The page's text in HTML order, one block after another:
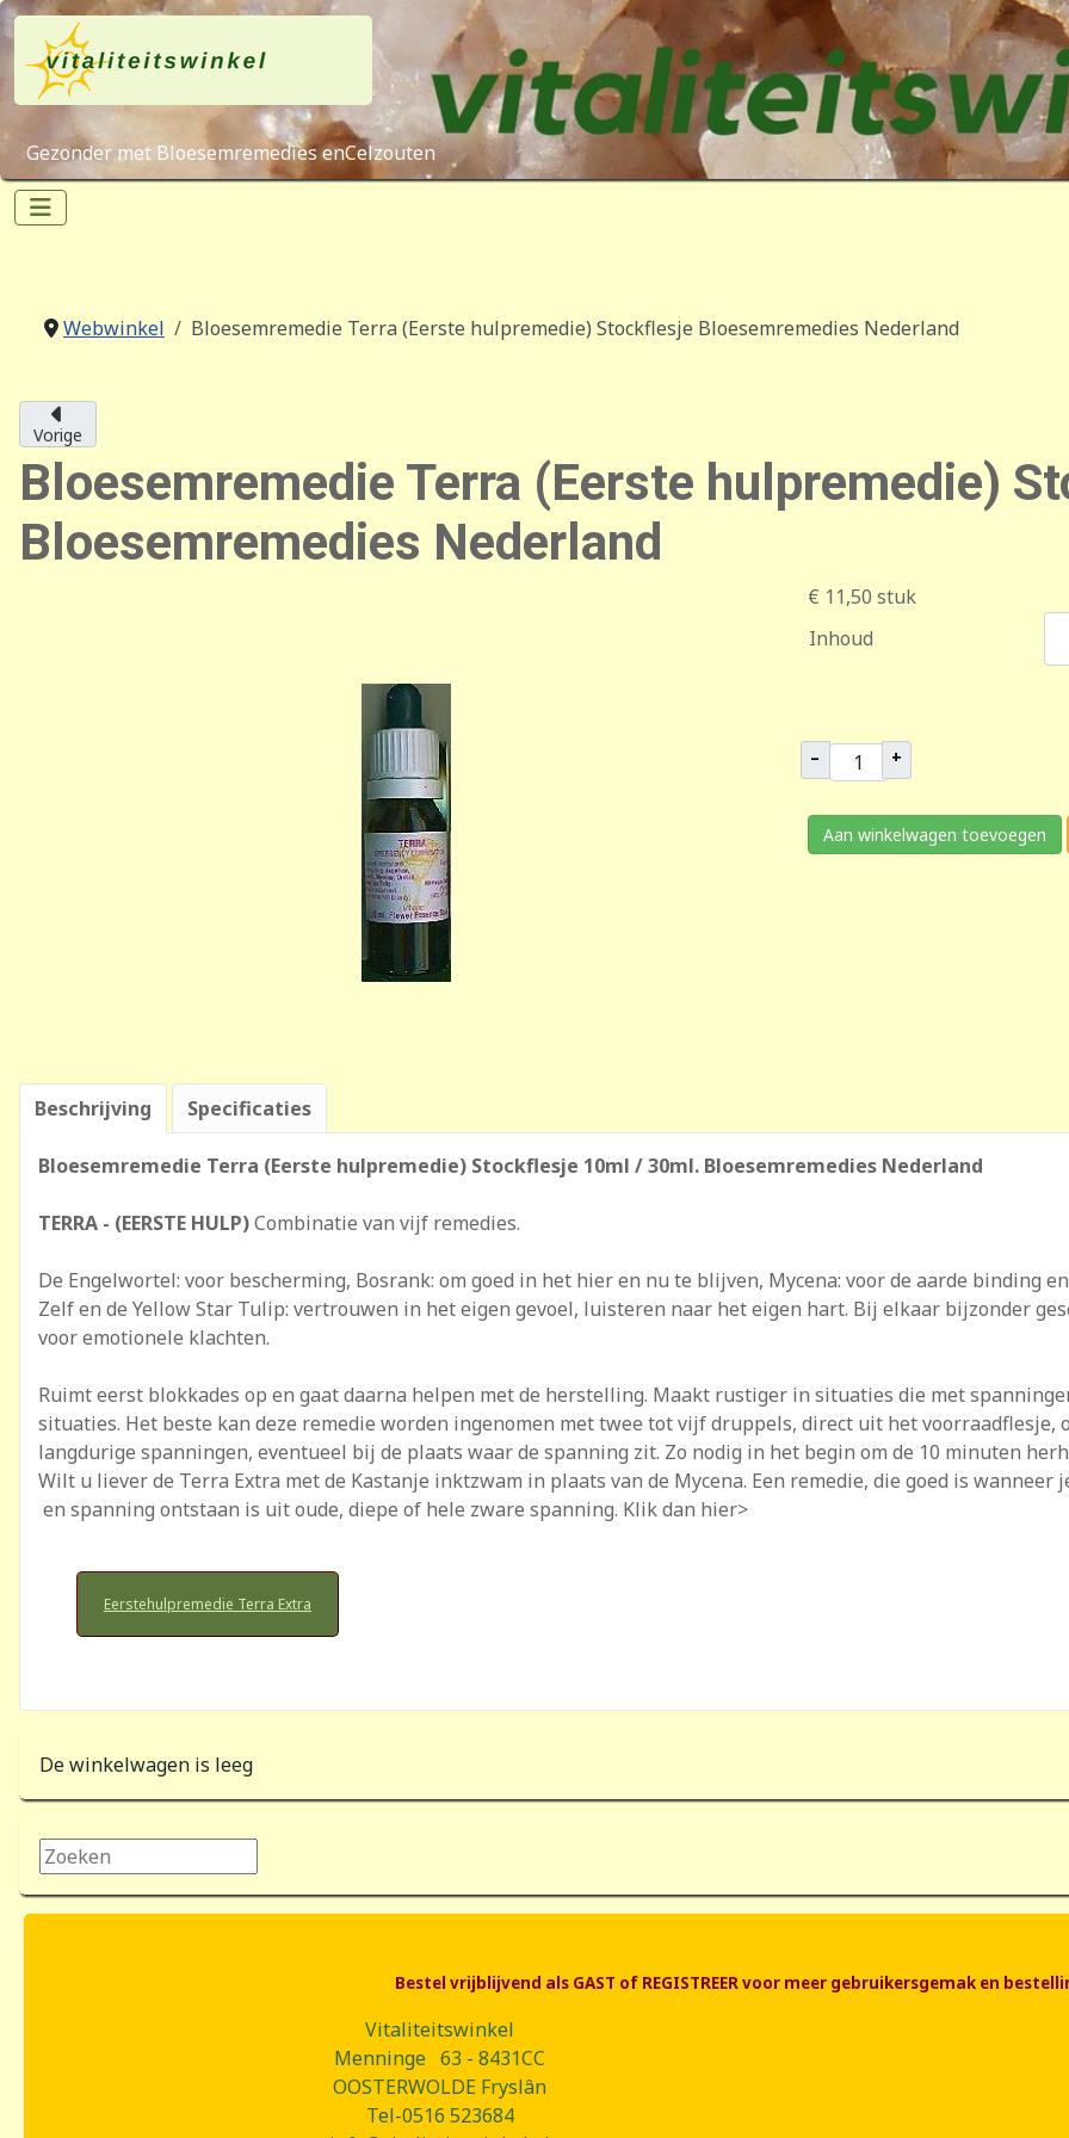
Gezonder met Bloesemremedies enCelzouten
Webwinkel Bloesemremedie Terra (Eerste hulpremedie) Stockflesje Bloesemremedies Nederland
Vorige
Bloesemremedie Terra (Eerste hulpremedie)
Bloesemremedies Nederland
€ 11,50 stuk
Inhoud
– +
Aan winkelwagen toevoegen
Beschrijving Specificaties
Bloesemremedie Terra (Eerste hulpremedie) Stockflesje 10ml / 30ml. Bloesemremedies Nederland
TERRA - (EERSTE HULP)Combinatie van vijf remedies.
De Engelwortel: voor bescherming, Bosrank: om goed in het hier en nu te blijven, Mycena: voor de aarde binding
Zelf en de Yellow Star Tulip: vertrouwen in het eigen gevoel, luisteren naar het eigen hart. Bij elkaar bijzonder
voor emotionele klachten.
Ruimt eerst blokkades op en gaat daarna helpen met de herstel­ling. Maakt rustiger in situaties die met
situaties. Het beste kan deze remedie worden ingenomen met twee tot vijf druppels, direct uit het voorraadflesje,
langdurige spanningen, eventueel bij de plaats waar de spanning zit. Zo nodig in het begin om de 10 minuten
Wilt u liever de Terra Extra met de Kastanje inktzwam in plaats van de Mycena. Een remedie, die goed is
en spanning ontstaan is uit oude, diepe of hele zware spanning. Klik dan hier>
Eerstehulpremedie Terra Extra
De winkelwagen is leeg
Zoeken...
Bestel vrijblijvend als GAST of REGISTREER voor meer gebruikersgemak en
Vitaliteitswinkel
Menninge 63 - 8431CC
OOSTERWOLDE Fryslân
Tel-0516 523684